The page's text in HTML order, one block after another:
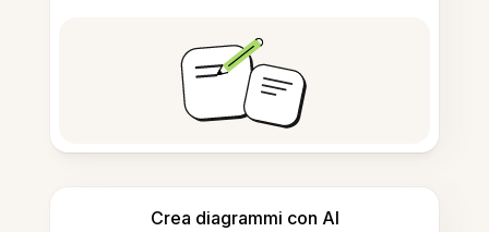
Crea diagrammi con AI